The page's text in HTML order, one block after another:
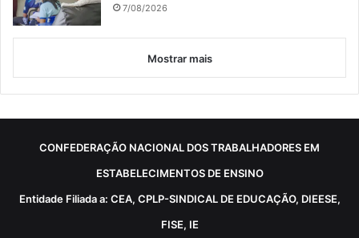
7/08/2026
Mostrar mais
CONFEDERAÇÃO NACIONAL DOS TRABALHADORES EM
ESTABELECIMENTOS DE ENSINO
Entidade Filiada a: CEA, CPLP-SINDICAL DE EDUCAÇÃO, DIEESE,
FISE, IE